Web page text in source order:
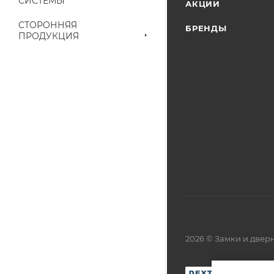
СТОРОННЯЯ
ПРОДУКЦИЯ
выставленного
АКЦИИ
БРЕНДЫ
2026 © Замки и